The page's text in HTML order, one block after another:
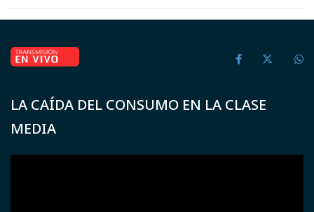
LA CAÍDA DEL CONSUMO EN LA CLASE
MEDIA